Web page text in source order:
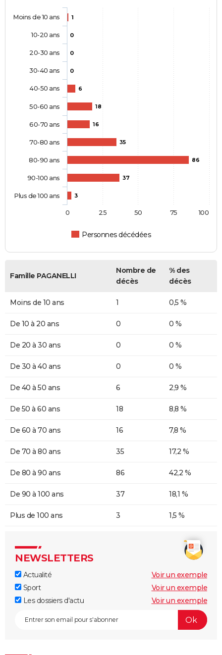
1
0
0
0
6
18
16
35
86
37
3
Personnes décédées
Moins de 10 ans
10-20 ans
20-30 ans
30-40 ans
40-50 ans
50-60 ans
60-70 ans
70-80 ans
80-90 ans
90-100 ans
Plus de 100 ans
0 100
25 50 75
Famille PAGANELLI
Nombre de
décès
% des
décès
Moins de 10 ans 1 0,5 %
De 10 à 20 ans 0 0 %
De 20 à 30 ans 0 0 %
De 30 à 40 ans 0 0 %
De 40 à 50 ans 6 2,9 %
De 50 à 60 ans 18 8,8 %
De 60 à 70 ans 16 7,8 %
De 70 à 80 ans 35 17,2 %
De 80 à 90 ans 86 42,2 %
De 90 à 100 ans 37 18,1 %
Plus de 100 ans 3 1,5 %
NEWSLETTERS
Actualité
Voir un exemple
Sport
Voir un exemple
Les dossiers d'actu
Voir un exemple